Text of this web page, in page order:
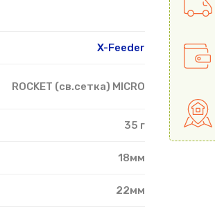
X-Feeder
ROCKET (св.сетка) MICRO
35 г
18мм
22мм